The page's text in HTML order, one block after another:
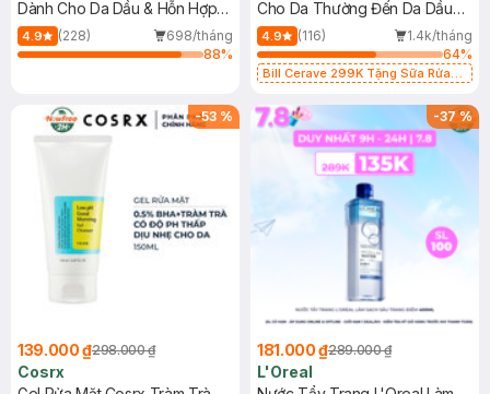
Dành Cho Da Dầu & Hỗn Hợp
500ml
4.9 (228)
698/tháng
88%
Cho Da Thường Đến Da Dầu
473ml
4.9 (116)
1.4k/tháng
64%
Bill Cerave 299K Tặng Sữa Rửa
-53 %
139.000 ₫298.000 ₫
Cosrx
-37%
181.000 ₫289.000 ₫
L'Oreal